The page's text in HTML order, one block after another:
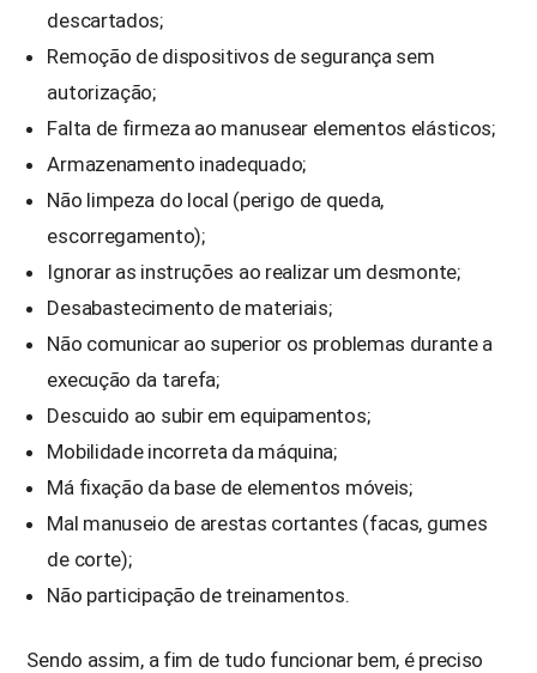
descartados;
Remoção de dispositivos de segurança sem
autorização;
Falta de firmeza ao manusear elementos elásticos;
Armazenamento inadequado;
Não limpeza do local (perigo de queda,
escorregamento);
Ignorar as instruções ao realizar um desmonte;
Desabastecimento de materiais;
Não comunicar ao superior os problemas durante a
execução da tarefa;
Descuido ao subir em equipamentos;
Mobilidade incorreta da máquina;
Má fixação da base de elementos móveis;
Mal manuseio de arestas cortantes (facas, gumes
de corte);
Não participação de treinamentos.
Sendo assim, a fim de tudo funcionar bem, é preciso